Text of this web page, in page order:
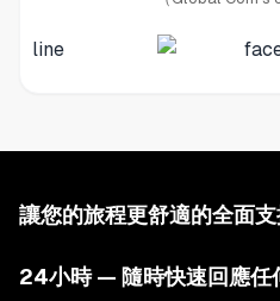
讓您的旅程更舒適的全面
24小時 — 隨時快速回應任